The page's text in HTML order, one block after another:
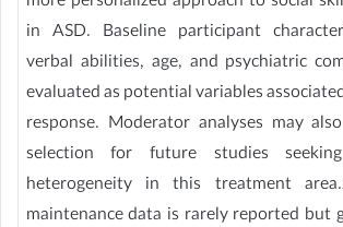
in ASD. Baseline participant
verbal abilities, age, and psychiatric
evaluated as potential variables
response. Moderator analyses may
selection for future studies
heterogeneity in this treatment
maintenance data is rarely reported but